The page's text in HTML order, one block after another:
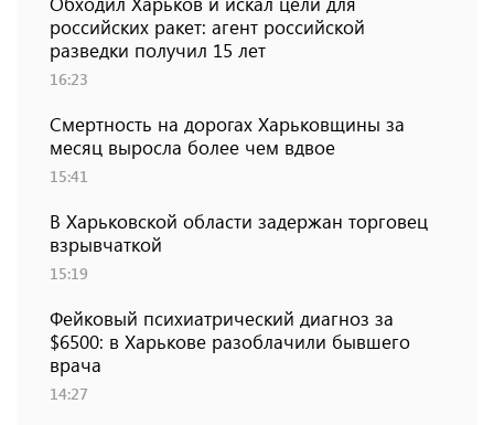
российских ракет: агент российской
разведки получил 15 лет
16:23
Смертность на дорогах Харьковщины за
месяц выросла более чем вдвое
15:41
В Харьковской области задержан торговец
взрывчаткой
15:19
Фейковый психиатрический диагноз за
$6500: в Харькове разоблачили бывшего
врача
14:27